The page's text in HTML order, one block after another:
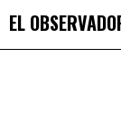
EL